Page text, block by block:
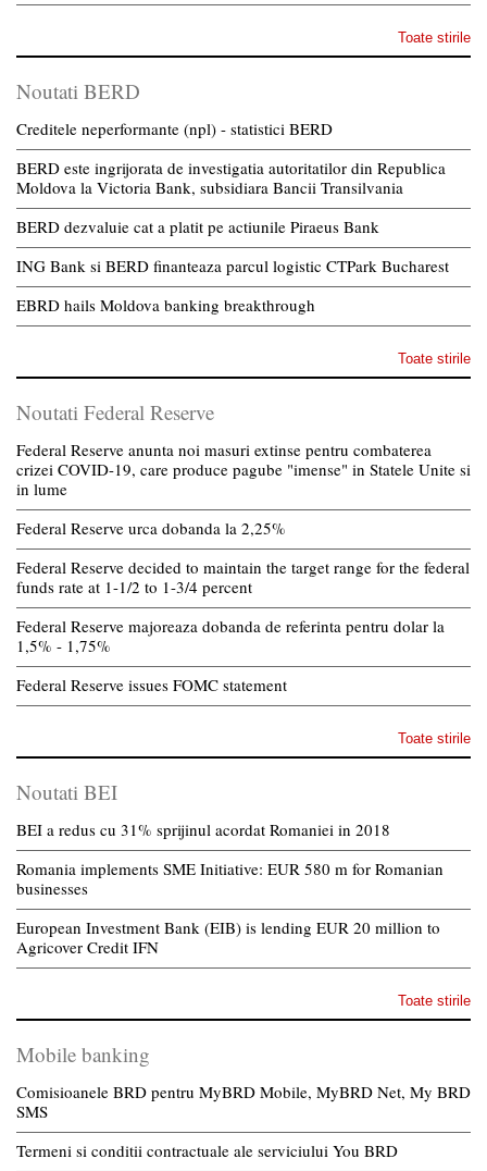
Toate stirile
Noutati BERD
Creditele neperformante (npl) - statistici BERD
BERD este ingrijorata de investigatia autoritatilor din Republica
Moldova la Victoria Bank, subsidiara Bancii Transilvania
BERD dezvaluie cat a platit pe actiunile Piraeus Bank
ING Bank si BERD finanteaza parcul logistic CTPark Bucharest
EBRD hails Moldova banking breakthrough
Toate stirile
Noutati Federal Reserve
Federal Reserve anunta noi masuri extinse pentru combaterea
crizei COVID-19, care produce pagube "imense" in Statele Unite si
in lume
Federal Reserve urca dobanda la 2,25%
Federal Reserve decided to maintain the target range for the federal
funds rate at 1-1/2 to 1-3/4 percent
Federal Reserve majoreaza dobanda de referinta pentru dolar la
1,5% - 1,75%
Federal Reserve issues FOMC statement
Toate stirile
Noutati BEI
BEI a redus cu 31% sprijinul acordat Romaniei in 2018
Romania implements SME Initiative: EUR 580 m for Romanian
businesses
European Investment Bank (EIB) is lending EUR 20 million to
Agricover Credit IFN
Toate stirile
Mobile banking
Comisioanele BRD pentru MyBRD Mobile, MyBRD Net, My BRD
SMS
Termeni si conditii contractuale ale serviciului You BRD